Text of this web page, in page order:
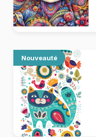
Nouveauté